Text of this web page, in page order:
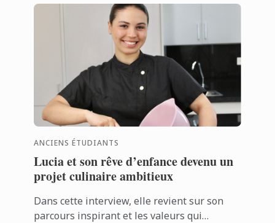
ANCIENS ÉTUDIANTS
Lucia et son rêve d’enfance devenu un
projet culinaire ambitieux
Dans cette interview, elle revient sur son
parcours inspirant et les valeurs qui